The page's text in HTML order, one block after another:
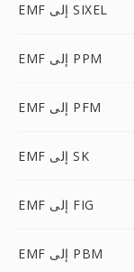
EMF إلى SIXEL
EMF إلى PPM
EMF إلى PFM
EMF إلى SK
EMF إلى FIG
EMF إلى PBM